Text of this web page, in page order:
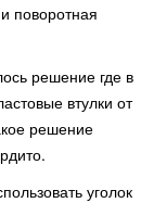
поворотная
решение где в
втулки от
решение
уголок